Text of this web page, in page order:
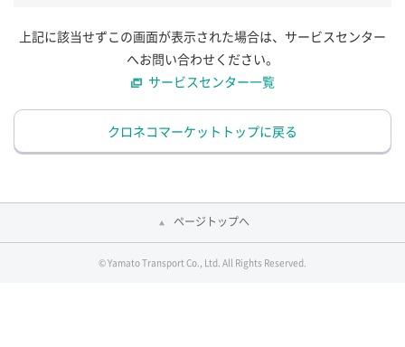
上記に該当せずこの画面が表示された場合は、サービスセンター
へお問い合わせください。
サービスセンター一覧
クロネコマーケットトップに戻る
ページトップへ
© Yamato Transport Co., Ltd. All Rights Reserved.